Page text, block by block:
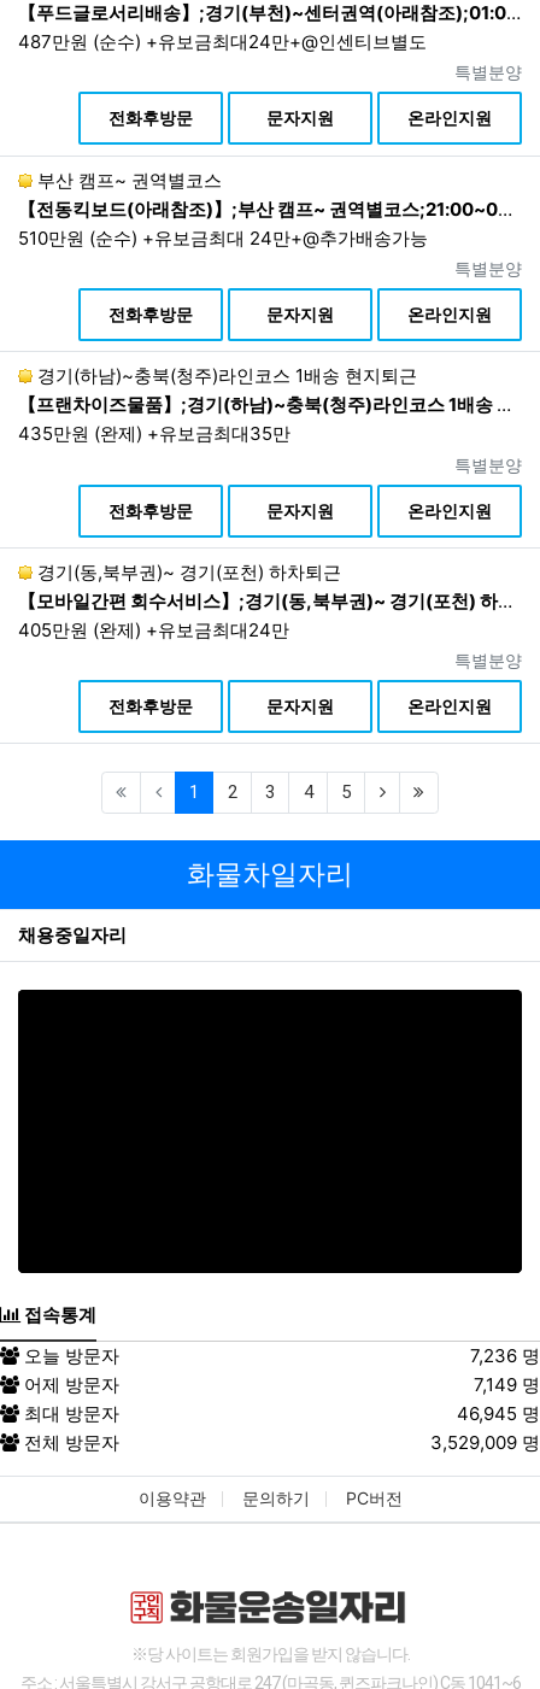
【푸드글로서리배송】;경기(부천)~센터권역(아래참조);01:00~08:00 1배송 현지퇴근
487만원 (순수) +유보금최대24만+@인센티브별도
진행상태
특별분양
전화후방문
문자지원 온라인지원
부산 캠프~ 권역별코스
【전동킥보드(아래참조)】;부산 캠프~ 권역별코스;21:00~03:00
510만원 (순수) +유보금최대 24만+@추가배송가능
진행상태
특별분양
전화후방문
문자지원 온라인지원
경기(하남)~충북(청주)라인코스 1배송 현지퇴근
【프랜차이즈물품】;경기(하남)~충북(청주)라인코스 1배송 현지퇴근;02:30~12:00 1배송 현지퇴근
435만원 (완제) +유보금최대35만
진행상태
특별분양
전화후방문
문자지원 온라인지원
경기(동,북부권)~ 경기(포천) 하차퇴근
【모바일간편 회수서비스】;경기(동,북부권)~ 경기(포천) 하차퇴근; 09:00~17:00 하차후퇴근 (아래참조)
405만원 (완제) +유보금최대24만
진행상태
특별분양
전화후방문
문자지원 온라인지원
1 (current)
2 3 4 5 (next)
화물차일자리
채용중일자리
접속통계
오늘 방문자
7,236 명
어제 방문자
7,149 명
최대 방문자
46,945 명
전체 방문자
3,529,009 명
이용약관 문의하기 PC버전
※당 사이트는 회원가입을 받지 않습니다.
주소 : 서울특별시 강서구 공항대로 247 (마곡동, 퀸즈파크나인) C동 1041~6